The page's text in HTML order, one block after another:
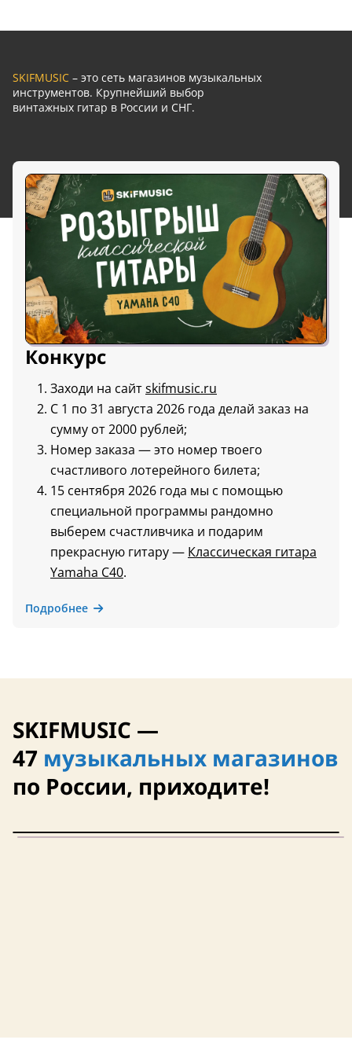
SKIFMUSIC – это сеть магазинов музыкальных
инструментов. Крупнейший выбор
винтажных гитар в России и СНГ.
Конкурс
Заходи на сайтskifmusic.ru
С 1 по 31 августа 2026 года делай заказ на
сумму от 2000 рублей;
Номер заказа — это номер твоего
счастливого лотерейного билета;
15 сентября 2026 года мы с помощью
специальной программы рандомно
выберем счастливчика и подарим
прекрасную гитару — Классическая гитара
Yamaha C40.
Подробнее
SKIFMUSIC —
47 музыкальных магазинов
по России, приходите!